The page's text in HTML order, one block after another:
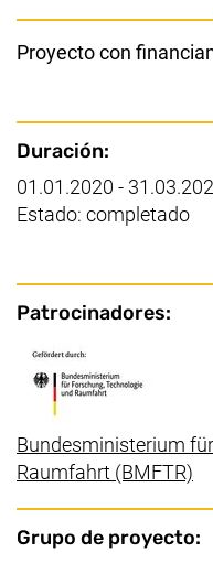
Proyecto con
Puntos clave
Duración:
01.01.2020 -
Estado: completado
Patrocinadores:
Bundesministerium
Raumfahrt (BMFTR)
Grupo de proyecto: